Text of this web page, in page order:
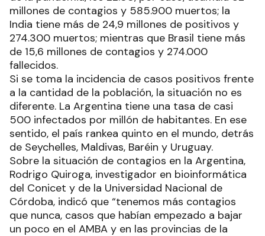
millones de contagios y 585.900 muertos; la
India tiene más de 24,9 millones de positivos y
274.300 muertos; mientras que Brasil tiene más
de 15,6 millones de contagios y 274.000
fallecidos.
Si se toma la incidencia de casos positivos frente
a la cantidad de la población, la situación no es
diferente. La Argentina tiene una tasa de casi
500 infectados por millón de habitantes. En ese
sentido, el país rankea quinto en el mundo, detrás
de Seychelles, Maldivas, Baréin y Uruguay.
Sobre la situación de contagios en la Argentina,
Rodrigo Quiroga, investigador en bioinformática
del Conicet y de la Universidad Nacional de
Córdoba, indicó que “tenemos más contagios
que nunca, casos que habían empezado a bajar
un poco en el AMBA y en las provincias de la